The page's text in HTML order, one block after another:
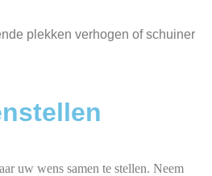
plekken verhogen of schuiner
uw wens samen te stellen. Neem